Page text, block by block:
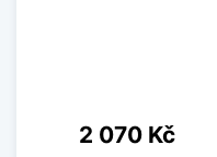
Cena
2 070 Kč